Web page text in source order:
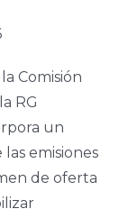
Comisión
RG
un
emisiones
de oferta